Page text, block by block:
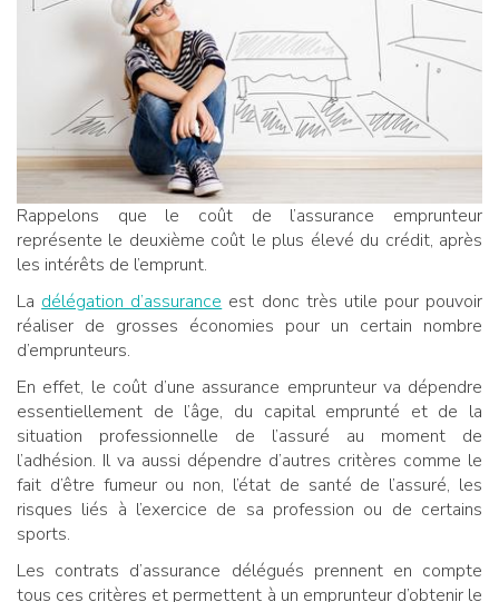
Rappelons que le coût de l’assurance emprunteur
représente le deuxième coût le plus élevé du crédit, après
les intérêts de l’emprunt.
La délégation d’assurance est donc très utile pour pouvoir
réaliser de grosses économies pour un certain nombre
d’emprunteurs.
En effet, le coût d’une assurance emprunteur va dépendre
essentiellement de l’âge, du capital emprunté et de la
situation professionnelle de l’assuré au moment de
l’adhésion. Il va aussi dépendre d’autres critères comme le
fait d’être fumeur ou non, l’état de santé de l’assuré, les
risques liés à l’exercice de sa profession ou de certains
sports.
Les contrats d’assurance délégués prennent en compte
tous ces critères et permettent à un emprunteur d’obtenir le